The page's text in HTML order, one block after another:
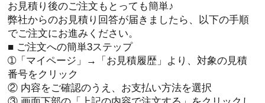
お見積り後のご注文もとっても簡単♪
弊社からのお見積り回答が届きましたら、以下の手順
でご注文にお進みください。
■ ご注文への簡単3ステップ
➀「マイページ」→「お見積履歴」より、対象の見積
番号をクリック
② 内容をご確認のうえ、お支払い方法を選択